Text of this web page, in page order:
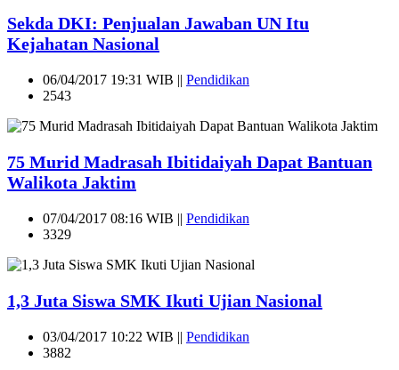
Sekda DKI: Penjualan Jawaban UN Itu
Kejahatan Nasional
06/04/2017 19:31 WIB || Pendidikan
2543
75 Murid Madrasah Ibitidaiyah Dapat Bantuan
Walikota Jaktim
07/04/2017 08:16 WIB || Pendidikan
3329
1,3 Juta Siswa SMK Ikuti Ujian Nasional
03/04/2017 10:22 WIB || Pendidikan
3882